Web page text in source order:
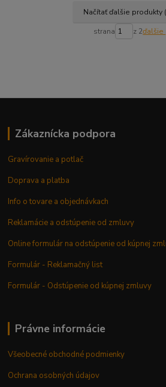
Načítať ďalšie produkty
strana z 2ďalšie
Zákaznícka podpora
Gravírovanie a potlač
Doprava a platba
Info o tovare a objednávkach
Reklamácie a odstúpenie od zmluvy
Online formulár na odstúpenie od kúpnej
Formulár - Reklamačný list
Formulár - Odstúpenie od kúpnej zmluvy
Právne informácie
Všeobecné obchodné podmienky
Ochrana osobných údajov